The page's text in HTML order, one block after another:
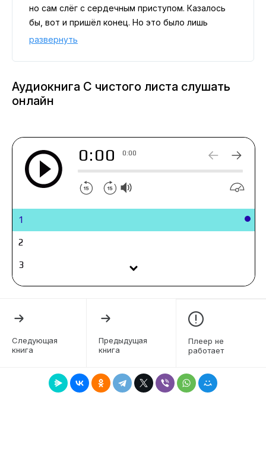
но сам слёг с сердечным приступом. Казалось
бы, вот и пришёл конец. Но это было лишь
начало, потому как я оказался в другом мире,
оборудование, а на знания и силу своего дара. Я
ворохом своих проблем, но у меня за плечами
профессиональный и жизненный опыт, а значит, и
развернуть
Аудиокнига С чистого листа слушать
онлайн
0:00 0:00
1
2
3
4
7
Следующая
книга
Предыдущая
книга
Плеер не
работает